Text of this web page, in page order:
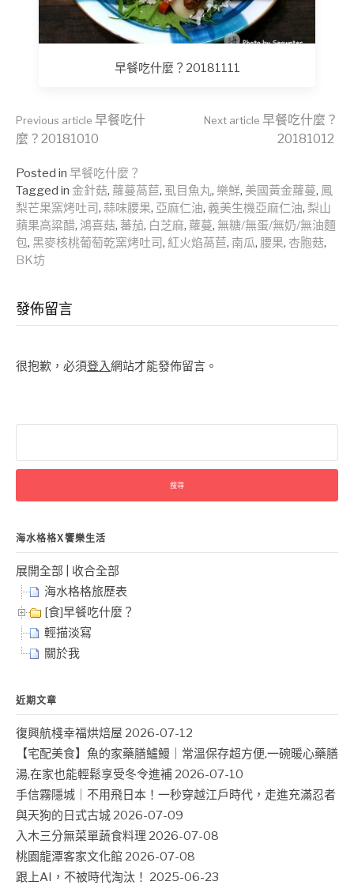
早餐吃什麼？20181111
Continue
Reading
Previous article 早餐吃什
麼？20181010
Next article 早餐吃什麼？
20181012
Posted in 早餐吃什麼？
Tagged in 金針菇, 蘿蔓萵苣, 虱目魚丸, 樂鮮, 美國黃金蘿蔓, 鳳
梨芒果窯烤吐司, 蒜味腰果, 亞麻仁油, 義美生機亞麻仁油, 梨山
蘋果高粱醋, 鴻喜菇, 蕃茄, 白芝麻, 蘿蔓, 無糖/無蛋/無奶/無油麵
包, 黑麥核桃葡萄乾窯烤吐司, 紅火焰萵苣, 南瓜, 腰果, 杏胞菇,
BK坊
發佈留言
很抱歉，必須登入網站才能發佈留言。
關
字:
海水格格X饗樂生活
展開全部
收合全部
海水格格旅歷表
[食]早餐吃什麼？
輕描淡寫
關於我
近期文章
復興航棧幸福烘焙屋 2026-07-12
【宅配美食】魚的家藥膳鱸鰻｜常溫保存超方便,一碗暖心藥膳
湯,在家也能輕鬆享受冬令進補 2026-07-10
手信霧隱城｜不用飛日本！一秒穿越江戶時代，走進充滿忍者
與天狗的日式古城 2026-07-09
入木三分無菜單蔬食料理 2026-07-08
桃園龍潭客家文化館 2026-07-08
跟上AI，不被時代淘汰！ 2025-06-23